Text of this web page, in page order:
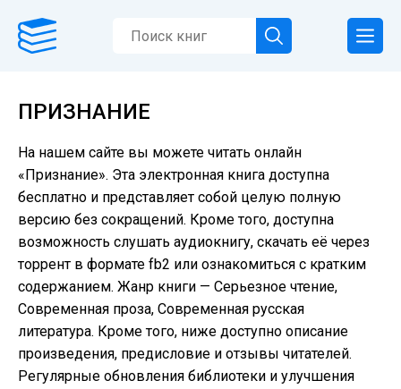
ПРИЗНАНИЕ
На нашем сайте вы можете читать онлайн
«Признание». Эта электронная книга доступна
бесплатно и представляет собой целую полную
версию без сокращений. Кроме того, доступна
возможность слушать аудиокнигу, скачать её через
торрент в формате fb2 или ознакомиться с кратким
содержанием. Жанр книги — Серьезное чтение,
Современная проза, Современная русская
литература. Кроме того, ниже доступно описание
произведения, предисловие и отзывы читателей.
Регулярные обновления библиотеки и улучшения